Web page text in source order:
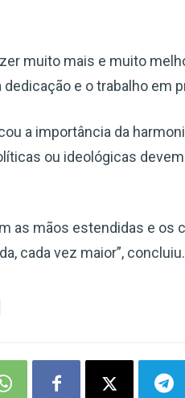
muito mais e muito
e o trabalho em
a importância da
ou ideológicas
as mãos estendidas e os
cada vez maior”, concluiu.